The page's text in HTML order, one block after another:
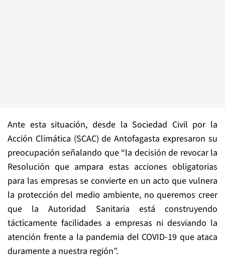
Ante esta situación, desde la Sociedad Civil por la
Acción Climática (SCAC) de Antofagasta expresaron su
preocupación señalando que “la decisión de revocar la
Resolución que ampara estas acciones obligatorias
para las empresas se convierte en un acto que vulnera
la protección del medio ambiente, no queremos creer
que la Autoridad Sanitaria está construyendo
tácticamente facilidades a empresas ni desviando la
atención frente a la pandemia del COVID-19 que ataca
duramente a nuestra región”.